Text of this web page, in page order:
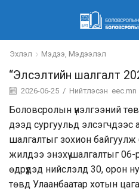
Эхлэл Мэдээ, Мэдээлэл
“Элсэлтийн шалгалт
2026-06-25 / Нийтлэсэн eec.mn
Боловсролын үнэлгээний
дээд сургуульд элсэгчдээс
шалгалтыг зохион
жилдээ энэхүү шалгалтыг
өдрүүдэд нийслэлд 30, орон
төвд Улаанбаатар хотын